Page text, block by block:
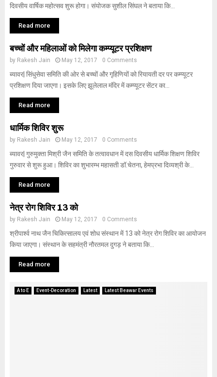
दिवसीय वार्षिक महोत्सव शुरू होगा। संयोजक सुशील सिंघल ने बताया कि...
Read more
बच्चों और महिलाओं को मिलेगा कम्प्यूटर प्रशिक्षण
by Rakesh Jain May 12, 2017 0 Comments
ब्यावर| सिंधुसेवा समिति की ओर से बच्चों और गृहिणियों को रियायती दर पर कम्प्यूटर
प्रशिक्षण दिया जाएगा। इसके लिए झूलेलाल मंदिर में कम्प्यूटर सेंटर का...
Read more
धार्मिक शिविर शुरू
by Rakesh Jain May 12, 2017 0 Comments
ब्यावर| गुरुमुक्ता मिश्री जैन समिति के तत्वावधान में दस दिवसीय धार्मिक शिक्षण शिविर
गुरुवार से शुरू हुआ। शिविर का शुभारम्भ महासती डॉ.चेतना, हेमप्रभा दिव्यश्री के...
Read more
नेत्र रोग शिविर 13 को
by Rakesh Jain May 12, 2017 0 Comments
श्रीपार्श्व नाथ जैन चिकित्सालय एवं शोध संस्थान में 13 को नेत्र रोग शिविर का आयोजन
किया जाएगा। संस्थान के सहमंत्री नौरतमल दुगड़ ने बताया कि...
Read more
A to E Event-Decoration Latest Latest Beawar Events